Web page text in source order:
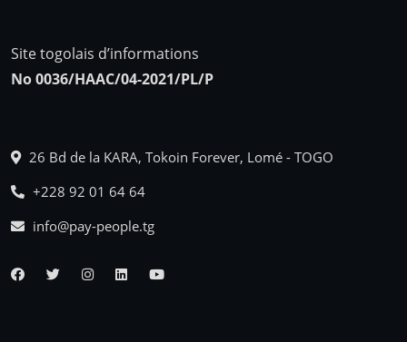
Site togolais d’informations
No 0036/HAAC/04-2021/PL/P
26 Bd de la KARA, Tokoin Forever, Lomé - TOGO
+228 92 01 64 64
info@pay-people.tg